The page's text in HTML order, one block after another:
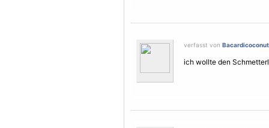
verfasst von Bacardicoconut
ich wollte den